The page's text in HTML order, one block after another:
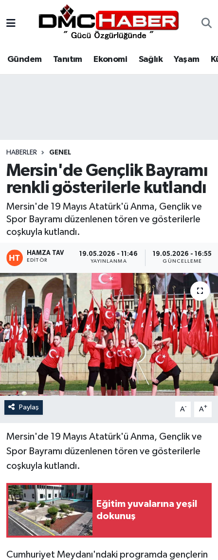
Gündem Tanıtım Ekonomi Sağlık Yaşam
HABERLER GENEL
Mersin'de Gençlik Bayramı
renkli gösterilerle kutlandı
Mersin'de 19 Mayıs Atatürk'ü Anma, Gençlik ve
Spor Bayramı düzenlenen tören ve gösterilerle
coşkuyla kutlandı.
HAMZA TAV
EDITÖR
19.05.2026 - 11:46
YAYINLANMA
19.05.2026 - 16:55
GÜNCELLEME
Paylaş A- A+
Mersin'de 19 Mayıs Atatürk'ü Anma, Gençlik ve
Spor Bayramı düzenlenen tören ve gösterilerle
coşkuyla kutlandı.
Eğitim yuvalarına yeşil
dokunuş
Cumhuriyet Meydanı'ndaki programda gençlerin
Tanıtım
Spor
Siyaset
Eğitim
Teknoloji
Asayiş
Resmi İlan
Nöbetçi Eczaneler
Hava Durumu
Haber Arşivi